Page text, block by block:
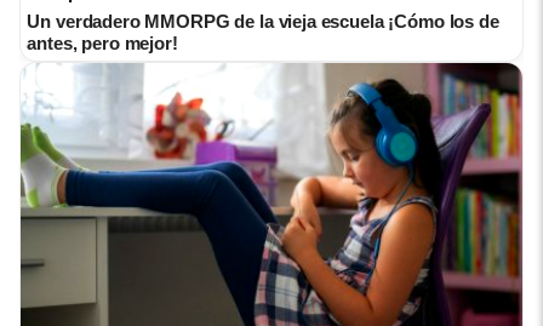
Un verdadero MMORPG de la vieja escuela ¡Cómo los de
antes, pero mejor!